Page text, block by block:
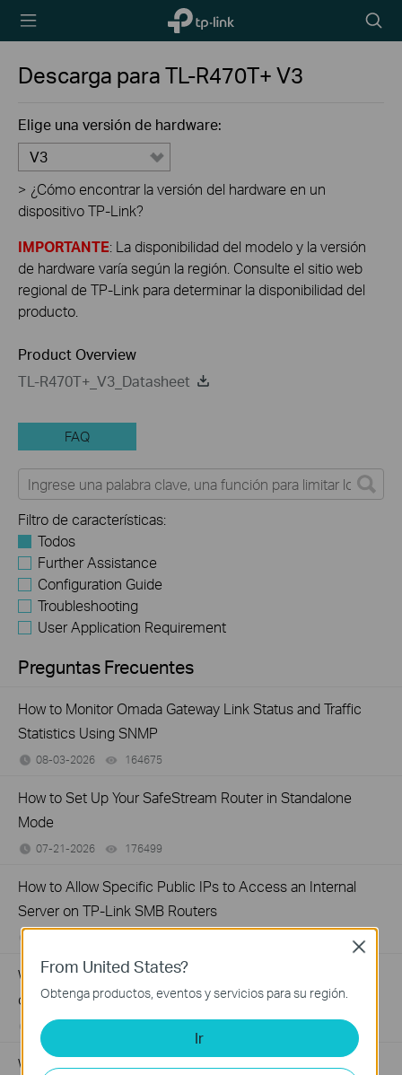
TP-Link,
Reliably
icon
Descarga paraTL-R470T+V3
Elige una versión de hardware:
V3
> ¿Cómo encontrar la versión del hardware en un
dispositivo TP-Link?
IMPORTANTE: La disponibilidad del modelo y la versión
de hardware varía según la región. Consulte el sitio web
regional de TP-Link para determinar la disponibilidad del
producto.
Product Overview
TL-R470T+_V3_Datasheet
FAQ
Filtro de características:
Todos
Further Assistance
Configuration Guide
Troubleshooting
User Application Requirement
Preguntas Frecuentes
How to Monitor Omada Gateway Link Status and Traffic
Statistics Using SNMP
08-03-2026 164675
How to Set Up Your SafeStream Router in Standalone
Mode
07-21-2026 176499
How to Allow Specific Public IPs to Access an Internal
Server on TP-Link SMB Routers
Why virtual server (port forwarding) feature is not working
on your TP-Link Business router?
07-23-2024
Why cannot I get multi-wan bandwidth aggregation test
From United States?
Obtenga productos, eventos y servicios para su región.
Ir
Close